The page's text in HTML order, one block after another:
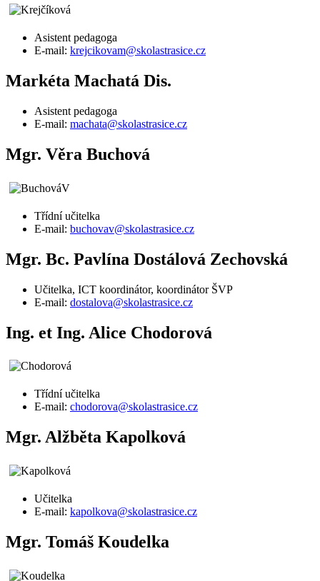
Asistent pedagoga
E-mail: krejcikovam@skolastrasice.cz
Markéta Machatá Dis.
Asistent pedagoga
E-mail: machata@skolastrasice.cz
Mgr. Věra Buchová
Třídní učitelka
E-mail: buchovav@skolastrasice.cz
Mgr. Bc. Pavlína Dostálová Zechovská
Učitelka, ICT koordinátor, koordinátor ŠVP
E-mail: dostalova@skolastrasice.cz
Ing. et Ing. Alice Chodorová
Třídní učitelka
E-mail: chodorova@skolastrasice.cz
Mgr. Alžběta Kapolková
Učitelka
E-mail: kapolkova@skolastrasice.cz
Mgr. Tomáš Koudelka